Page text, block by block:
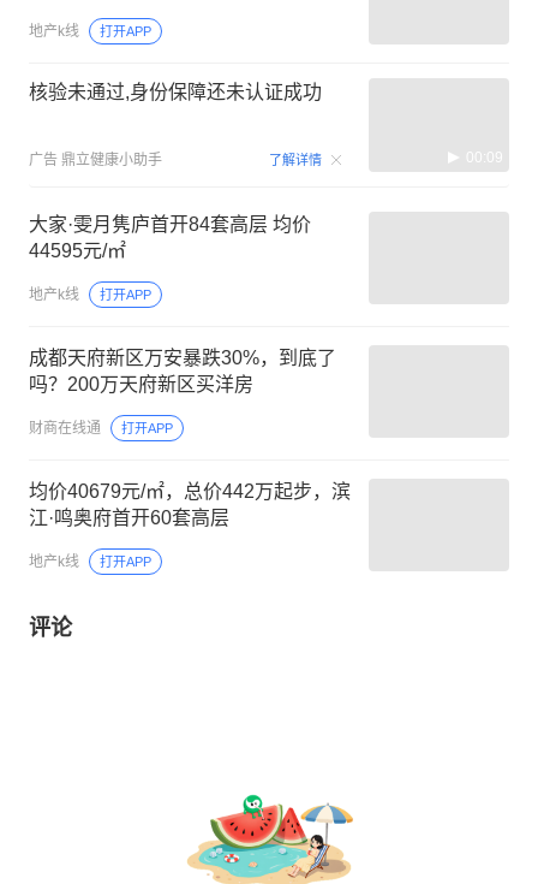
地产k线 打开APP
核验未通过,身份保障还未认证成功
广告 鼎立健康小助手 了解详情 00:09
大家·雯月隽庐首开84套高层 均价
44595元/㎡
地产k线 打开APP
成都天府新区万安暴跌30%，到底了
吗？200万天府新区买洋房
财商在线通 打开APP
均价40679元/㎡，总价442万起步，滨
江·鸣奥府首开60套高层
地产k线 打开APP
评论